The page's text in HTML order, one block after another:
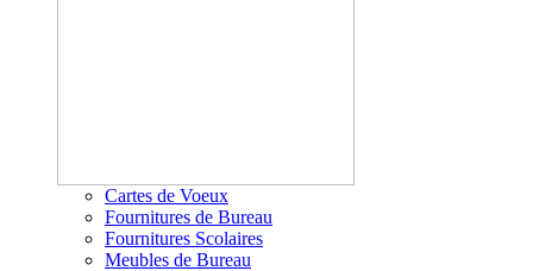
Cartes de Voeux
Fournitures de Bureau
Fournitures Scolaires
Meubles de Bureau